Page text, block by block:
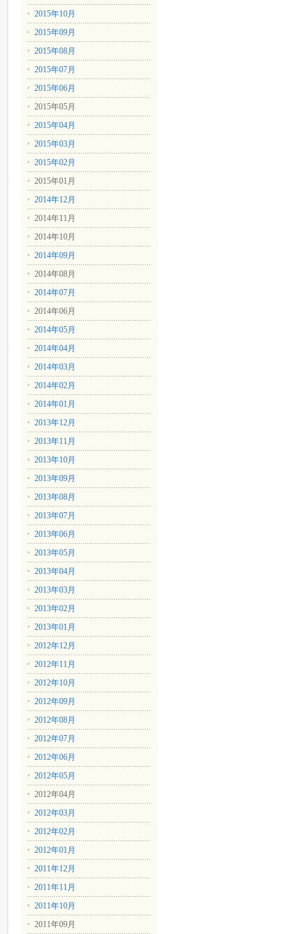
2015年10月
2015年09月
2015年08月
2015年07月
2015年06月
2015年05月
2015年04月
2015年03月
2015年02月
2015年01月
2014年12月
2014年11月
2014年10月
2014年09月
2014年08月
2014年07月
2014年06月
2014年05月
2014年04月
2014年03月
2014年02月
2014年01月
2013年12月
2013年11月
2013年10月
2013年09月
2013年08月
2013年07月
2013年06月
2013年05月
2013年04月
2013年03月
2013年02月
2013年01月
2012年12月
2012年11月
2012年10月
2012年09月
2012年08月
2012年07月
2012年06月
2012年05月
2012年04月
2012年03月
2012年02月
2012年01月
2011年12月
2011年11月
2011年10月
2011年09月